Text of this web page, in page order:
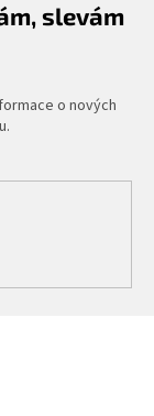
slevám
o nových